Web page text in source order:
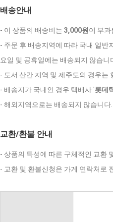
배송안내
- 이 상품의 배송비는 3,000원 이 부과
- 주문 후 배송지역에 따라 국내 일반
요일 및 공휴일에는 배송되지 않습니
- 도서 산간 지역 및 제주도의 경우는
- 배송지가 국내인 경우 택배사 '롯데
- 해외지역으로는 배송되지 않습니다.
교환/환불 안내
- 상품의 특성에 따른 구체적인 교환
- 교환 및 환불신청은 가게 연락처로